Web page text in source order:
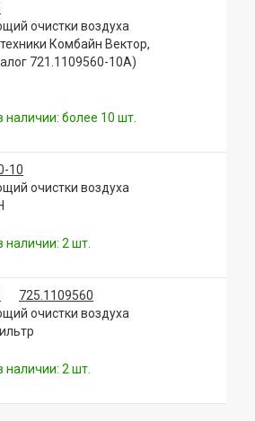
очистки воздуха
Комбайн Вектор,
721.1109560-10А)
наличии: более 10 шт.
10
очистки воздуха
наличии: 2 шт.
725.1109560
очистки воздуха
наличии: 2 шт.